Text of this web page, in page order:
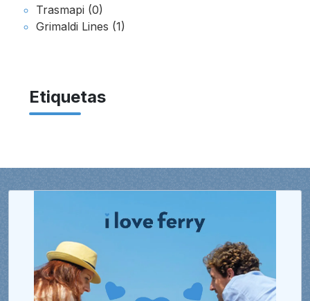
Trasmapi (0)
Grimaldi Lines (1)
Etiquetas